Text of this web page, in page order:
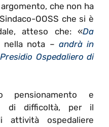
che non ha
OOSS che si è
atteso che: «Da
nella nota – andrà in
Ospedaliero di
e
di difficoltà, per il
attività ospedaliere